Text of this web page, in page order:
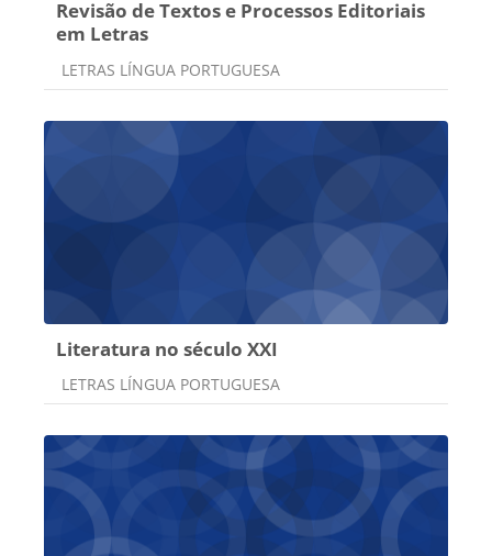
Revisão de Textos e Processos Editoriais
em Letras
Categoria do curso
LETRAS LÍNGUA PORTUGUESA
Literatura no século XXI
Categoria do curso
LETRAS LÍNGUA PORTUGUESA